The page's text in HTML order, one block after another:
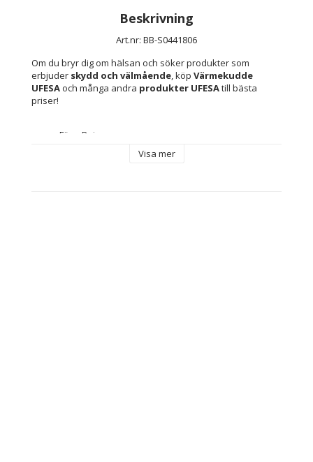
Beskrivning
Art.nr: BB-S0441806
Om du bryr dig om hälsan och söker produkter som
erbjuder skydd och välmående, köp Värmekudde
UFESA och många andra produkter UFESA till bästa
priser!
Färg: Beige
Visa mer